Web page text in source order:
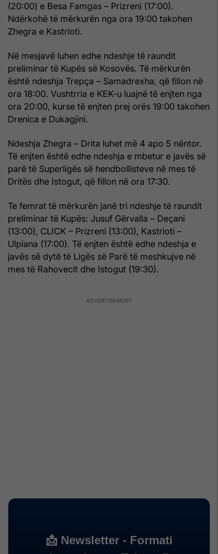
(20:00) e Besa Famgas – Prizreni (17:00).
Ndërkohë të mërkurën nga ora 19:00 takohen
Zhegra e Kastrioti.
Në mesjavë luhen edhe ndeshje të raundit
preliminar të Kupës së Kosovës. Të mërkurën
është ndeshja Trepça – Samadrexha, që fillon në
ora 18:00. Vushtrria e KEK-u luajnë të enjten nga
ora 20:00, kurse të enjten prej orës 19:00 takohen
Drenica e Dukagjini.
Ndeshja Zhegra – Drita luhet më 4 apo 5 nëntor.
Të enjten është edhe ndeshja e mbetur e javës së
parë të Superligës së hendbollisteve në mes të
Dritës dhe Istogut, që fillon në ora 17:30.
Te femrat të mërkurën janë tri ndeshje të raundit
preliminar të Kupës: Jusuf Gërvalla – Deçani
(13:00), CLICK – Prizreni (13:00), Kastrioti –
Ulpiana (17:00). Të enjten është edhe ndeshja e
javës së dytë të Ligës së Parë të meshkujve në
mes të Rahovecit dhe Istogut (19:30).